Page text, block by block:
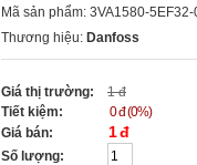
Mã sản phẩm: 3VA1580-
Thương hiệu: Danfoss
Giá thị trường:
1 đ
Tiết kiệm:
0 đ (0%)
Giá bán:
1 đ
Số lượng: